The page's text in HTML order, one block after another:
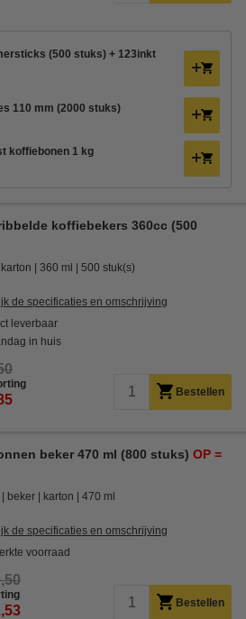
(500 stuks) + 123inkt
110 mm (2000 stuks)
koffiebonen 1 kg
koffiebekers 360cc (500
karton 360 ml 500 stuk(s)
de specificaties en omschrijving
leverbaar
in huis
Bestellen
beker 470 ml (800 stuks) OP =
beker karton 470 ml
de specificaties en omschrijving
voorraad
Bestellen